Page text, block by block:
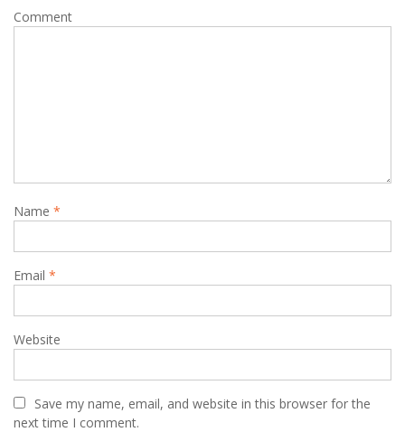
i
n
Comment
Name *
Email *
Website
Save my name, email, and website in this browser for the
next time I comment.